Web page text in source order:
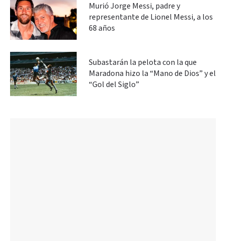
Murió Jorge Messi, padre y
representante de Lionel Messi, a los
68 años
Subastarán la pelota con la que
Maradona hizo la “Mano de Dios” y el
“Gol del Siglo”